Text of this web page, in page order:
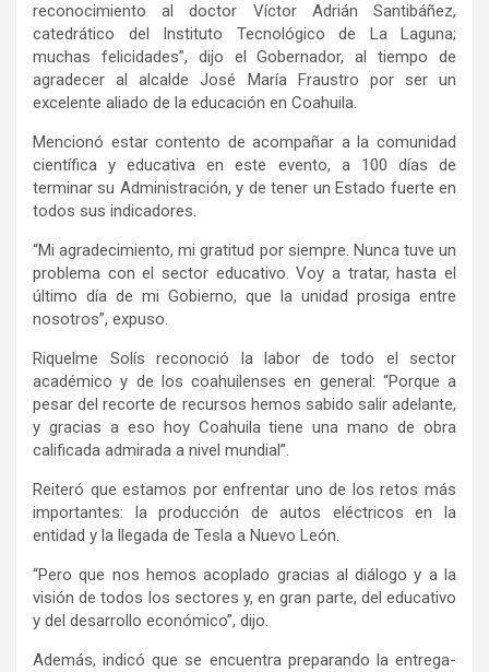
reconocimiento al doctor Víctor Adrián Santibáñez,
catedrático del Instituto Tecnológico de La Laguna;
muchas felicidades”, dijo el Gobernador, al tiempo de
agradecer al alcalde José María Fraustro por ser un
excelente aliado de la educación en Coahuila.
Mencionó estar contento de acompañar a la comunidad
científica y educativa en este evento, a 100 días de
terminar su Administración, y de tener un Estado fuerte en
todos sus indicadores.
“Mi agradecimiento, mi gratitud por siempre. Nunca tuve un
problema con el sector educativo. Voy a tratar, hasta el
último día de mi Gobierno, que la unidad prosiga entre
nosotros”, expuso.
Riquelme Solís reconoció la labor de todo el sector
académico y de los coahuilenses en general: “Porque a
pesar del recorte de recursos hemos sabido salir adelante,
y gracias a eso hoy Coahuila tiene una mano de obra
calificada admirada a nivel mundial”.
Reiteró que estamos por enfrentar uno de los retos más
importantes: la producción de autos eléctricos en la
entidad y la llegada de Tesla a Nuevo León.
“Pero que nos hemos acoplado gracias al diálogo y a la
visión de todos los sectores y, en gran parte, del educativo
y del desarrollo económico”, dijo.
Además, indicó que se encuentra preparando la entrega-